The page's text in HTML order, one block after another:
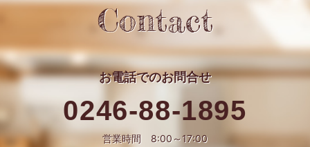
Contact
お電話でのお問合せ
0246-88-1895
営業時間 8:00～17:00